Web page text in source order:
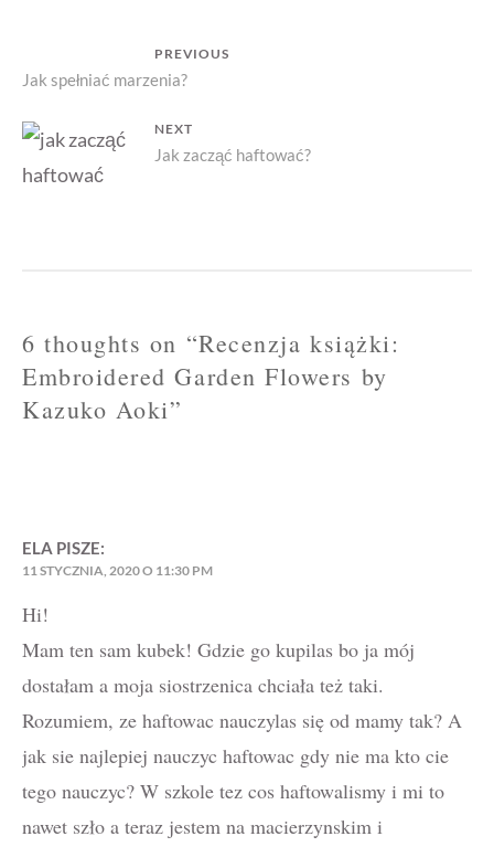
wpisu
PREVIOUS
Previous
post:
Jak spełniać marzenia?
NEXT
Next
Jak zacząć haftować?
6 thoughts on “Recenzja książki:
Embroidered Garden Flowers by
Kazuko Aoki”
ELA PISZE:
11 STYCZNIA, 2020 O 11:30 PM
Hi!
Mam ten sam kubek! Gdzie go kupilas bo ja mój
dostałam a moja siostrzenica chciała też taki.
Rozumiem, ze haftowac nauczylas się od mamy tak? A
jak sie najlepiej nauczyc haftowac gdy nie ma kto cie
tego nauczyc? W szkole tez cos haftowalismy i mi to
nawet szło a teraz jestem na macierzynskim i